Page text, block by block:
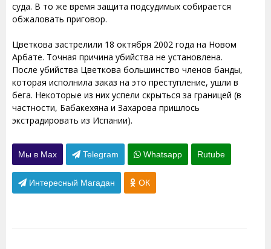
суда. В то же время защита подсудимых собирается
обжаловать приговор.
Цветкова застрелили 18 октября 2002 года на Новом
Арбате. Точная причина убийства не установлена.
После убийства Цветкова большинство членов банды,
которая исполнила заказ на это преступление, ушли в
бега. Некоторые из них успели скрыться за границей (в
частности, Бабакехяна и Захарова пришлось
экстрадировать из Испании).
Мы в Max Telegram Whatsapp Rutube
Интересный Магадан ОК